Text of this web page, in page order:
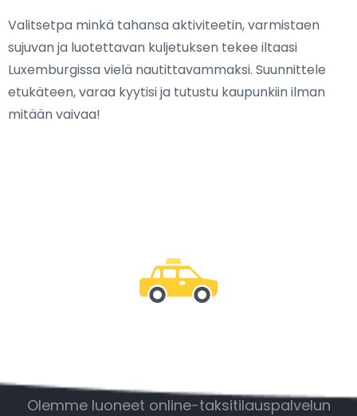
Valitsetpa minkä tahansa aktiviteetin, varmistaen
sujuvan ja luotettavan kuljetuksen tekee iltaasi
Luxemburgissa vielä nautittavammaksi. Suunnittele
etukäteen, varaa kyytisi ja tutustu kaupunkiin ilman
mitään vaivaa!
Olemme luoneet online-taksitilauspalvelun